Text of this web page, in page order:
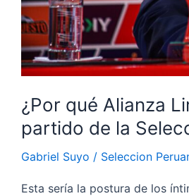
¿Por qué Alianza
partido de la
Gabriel Suyo / Seleccion
Esta sería la postura de los